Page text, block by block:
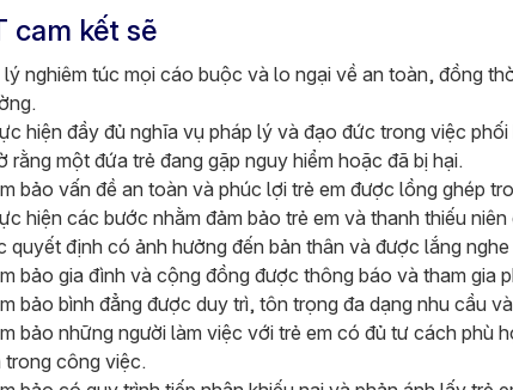
cam kết sẽ
nghiêm túc mọi cáo buộc và lo ngại về an toàn, đồng
hiện đầy đủ nghĩa vụ pháp lý và đạo đức trong việc
rằng một đứa trẻ đang gặp nguy hiểm hoặc đã bị hại.
bảo vấn đề an toàn và phúc lợi trẻ em được lồng ghép
hiện các bước nhằm đảm bảo trẻ em và thanh thiếu
quyết định có ảnh hưởng đến bản thân và được lắng
bảo gia đình và cộng đồng được thông báo và tham gia
bảo bình đẳng được duy trì, tôn trọng đa dạng nhu cầu
bảo những người làm việc với trẻ em có đủ tư cách phù
trong công việc.